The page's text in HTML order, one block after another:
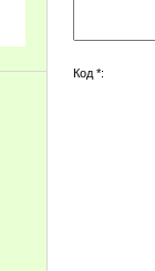
Код *: